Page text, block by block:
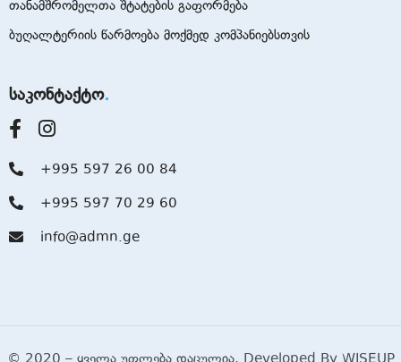
თანამშრომელთა შტატების გაფორმება
ბუღალტერიის წარმოება მოქმედ კომპანიებსთვის
საკონტაქტო
+995 597 26 00 84
+995 597 70 29 60
info@admn.ge
© 2020 – ყველა უფლება დაცულია, Developed By WISEUP